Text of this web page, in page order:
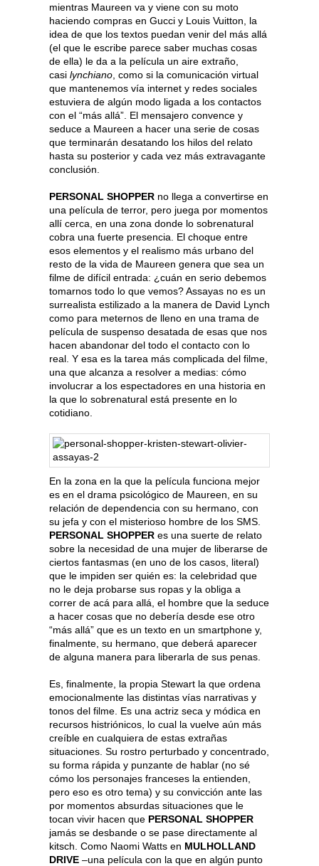
mientras Maureen va y viene con su moto
haciendo compras en Gucci y Louis Vuitton, la
idea de que los textos puedan venir del más allá
(el que le escribe parece saber muchas cosas
de ella) le da a la película un aire extraño,
casi lynchiano , como si la comunicación virtual
que mantenemos vía internet y redes sociales
estuviera de algún modo ligada a los contactos
con el “más allá”. El mensajero convence y
seduce a Maureen a hacer una serie de cosas
que terminarán desatando los hilos del relato
hasta su posterior y cada vez más extravagante
conclusión.
PERSONAL SHOPPER no llega a convertirse en
una película de terror, pero juega por momentos
allí cerca, en una zona donde lo sobrenatural
cobra una fuerte presencia. El choque entre
esos elementos y el realismo más urbano del
resto de la vida de Maureen genera que sea un
filme de difícil entrada: ¿cuán en serio debemos
tomarnos todo lo que vemos? Assayas no es un
surrealista estilizado a la manera de David Lynch
como para meternos de lleno en una trama de
película de suspenso desatada de esas que nos
hacen abandonar del todo el contacto con lo
real. Y esa es la tarea más complicada del filme,
una que alcanza a resolver a medias: cómo
involucrar a los espectadores en una historia en
la que lo sobrenatural está presente en lo
cotidiano.
En la zona en la que la película funciona mejor
es en el drama psicológico de Maureen, en su
relación de dependencia con su hermano, con
su jefa y con el misterioso hombre de los SMS.
PERSONAL SHOPPER es una suerte de relato
sobre la necesidad de una mujer de liberarse de
ciertos fantasmas (en uno de los casos, literal)
que le impiden ser quién es: la celebridad que
no le deja probarse sus ropas y la obliga a
correr de acá para allá, el hombre que la seduce
a hacer cosas que no debería desde ese otro
“más allá” que es un texto en un smartphone y,
finalmente, su hermano, que deberá aparecer
de alguna manera para liberarla de sus penas.
Es, finalmente, la propia Stewart la que ordena
emocionalmente las distintas vías narrativas y
tonos del filme. Es una actriz seca y módica en
recursos histriónicos, lo cual la vuelve aún más
creíble en cualquiera de estas extrañas
situaciones. Su rostro perturbado y concentrado,
su forma rápida y punzante de hablar (no sé
cómo los personajes franceses la entienden,
pero eso es otro tema) y su convicción ante las
por momentos absurdas situaciones que le
tocan vivir hacen que PERSONAL SHOPPER
jamás se desbande o se pase directamente al
kitsch. Como Naomi Watts en MULHOLLAND
DRIVE –una película con la que en algún punto